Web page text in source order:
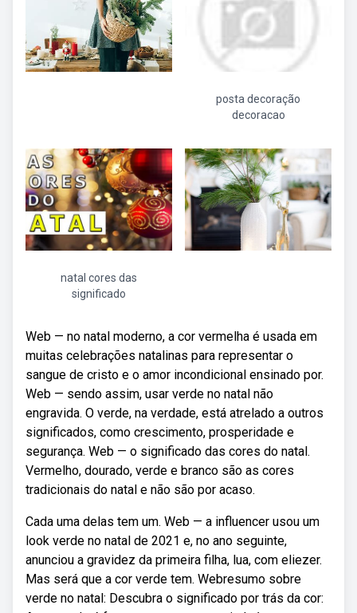
posta decoração
decoracao
natal cores das
significado
Web — no natal moderno, a cor vermelha é usada em
muitas celebrações natalinas para representar o
sangue de cristo e o amor incondicional ensinado por.
Web — sendo assim, usar verde no natal não
engravida. O verde, na verdade, está atrelado a outros
significados, como crescimento, prosperidade e
segurança. Web — o significado das cores do natal.
Vermelho, dourado, verde e branco são as cores
tradicionais do natal e não são por acaso.
Cada uma delas tem um. Web — a influencer usou um
look verde no natal de 2021 e, no ano seguinte,
anunciou a gravidez da primeira filha, lua, com eliezer.
Mas será que a cor verde tem. Webresumo sobre
verde no natal: Descubra o significado por trás da cor: